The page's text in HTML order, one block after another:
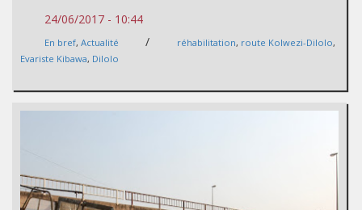
24/06/2017 - 10:44
En bref, Actualité / réhabilitation, route Kolwezi-Dilolo,
Evariste Kibawa, Dilolo